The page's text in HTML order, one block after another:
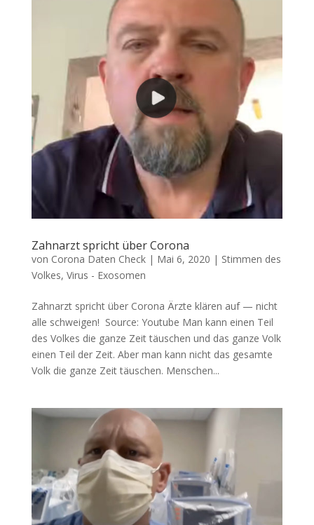
Zahnarzt spricht über Corona
von Corona Daten Check| Mai 6, 2020 | Stimmen des
Volkes, Virus - Exosomen
Zahnarzt spricht über Corona Ärz­te klä­ren auf — nicht
alle schweigen! Source: You­tube Man kann einen Teil
des Vol­kes die gan­ze Zeit täu­schen und das gan­ze Volk
einen Teil der Zeit. Aber man kann nicht das gesam­te
Volk die gan­ze Zeit täuschen. Men­schen...